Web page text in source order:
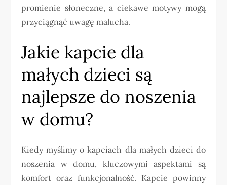
promienie słoneczne, a ciekawe motywy mogą
przyciągnąć uwagę malucha.
Jakie kapcie dla
małych dzieci są
najlepsze do noszenia
w domu?
Kiedy myślimy o kapciach dla małych dzieci do
noszenia w domu, kluczowymi aspektami są
komfort oraz funkcjonalność. Kapcie powinny